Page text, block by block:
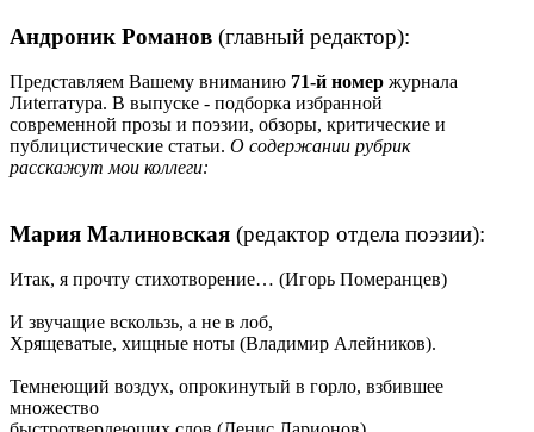
Андроник Романов (главный редактор):
Представляем Вашему вниманию 71-й номер журнала
Лиterraтура. В выпуске - подборка избранной
современной прозы и поэзии, обзоры, критические и
публицистические статьи. О содержании рубрик
расскажут мои коллеги:
Мария Малиновская (редактор отдела поэзии):
Итак, я прочту стихотворение… (Игорь Померанцев)
И звучащие вскользь, а не в лоб,
Хрящеватые, хищные ноты (Владимир Алейников).
Темнеющий воздух, опрокинутый в горло, взбившее
множество